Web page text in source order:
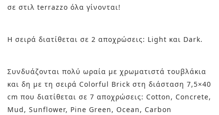
σε στιλ terrazzo όλα γίνονται!
Η σειρά διατίθεται σε 2 αποχρώσεις: Light και Dark.
Συνδυάζονται πολύ ωραία με χρωματιστά τουβλάκια
και δη με τη σειρά Colorful Brick στη διάσταση 7,5×40
cm που διατίθεται σε 7 αποχρώσεις: Cotton, Concrete,
Mud, Sunflower, Pine Green, Ocean, Carbon